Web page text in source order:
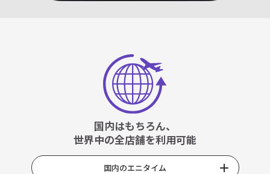
国内はもちろん、
世界中の全店舗を利用可能
国内のエニタイム